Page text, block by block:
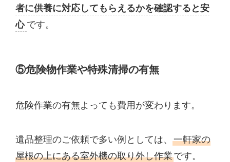
者に供養に対応してもらえるかを確認すると安
心 です。
⑤危険物作業や特殊清掃の有無
危険作業の有無よっても費用が変わります。
遺品整理のご依頼で多い例としては、 一軒家の
屋根の上にある室外機の取り外し作業です。